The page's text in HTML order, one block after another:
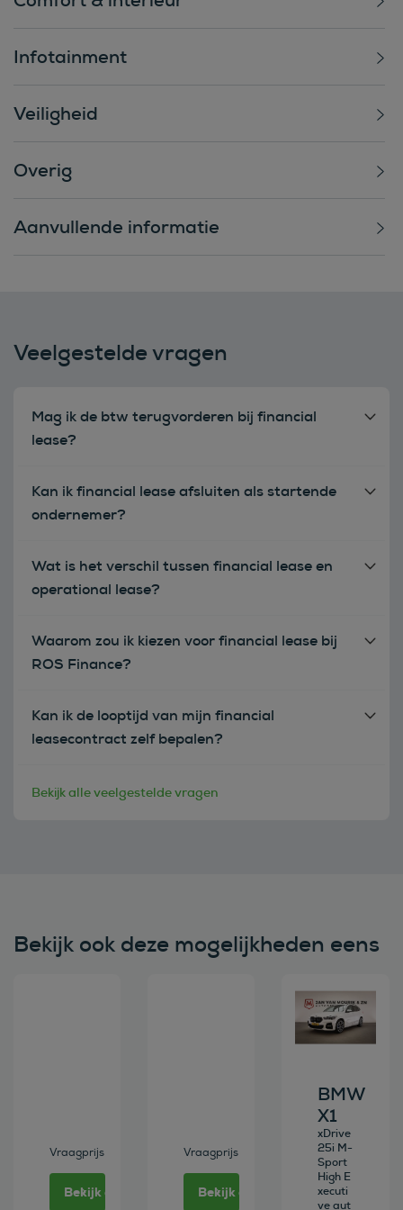
Infotainment
Veiligheid
Overig
Aanvullende informatie
Veelgestelde vragen
Mag ik de btw terugvorderen bij financial
lease?
Kan ik financial lease afsluiten als startende
ondernemer?
Wat is het verschil tussen financial lease en
operational lease?
Waarom zou ik kiezen voor financial lease bij
ROS Finance?
Kan ik de looptijd van mijn financial
leasecontract zelf bepalen?
Bekijk alle veelgestelde vragen
Bekijk ook deze mogelijkheden eens
Vraagprijs
Bekijk deze auto
Vraagprijs
Bekijk deze auto
Bekijk deze
BMW
X1
xDrive
25i M-
Sport
High E
xecuti
ve aut